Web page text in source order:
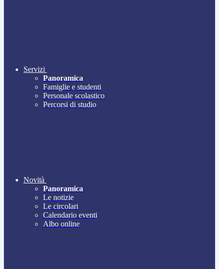
Servizi
Panoramica
Famiglie e studenti
Personale scolastico
Percorsi di studio
Novità
Panoramica
Le notizie
Le circolari
Calendario eventi
Albo online